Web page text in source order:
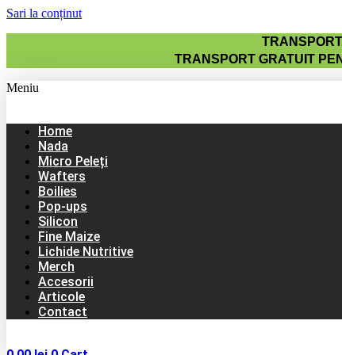
Sari la conținut
TRANSPORT GRATUIT
Meniu
Home
Nada
Micro Peleți
Wafters
Boilies
Pop-ups
Silicon
Fine Maize
Lichide Nutritive
Merch
Accesorii
Articole
Contact